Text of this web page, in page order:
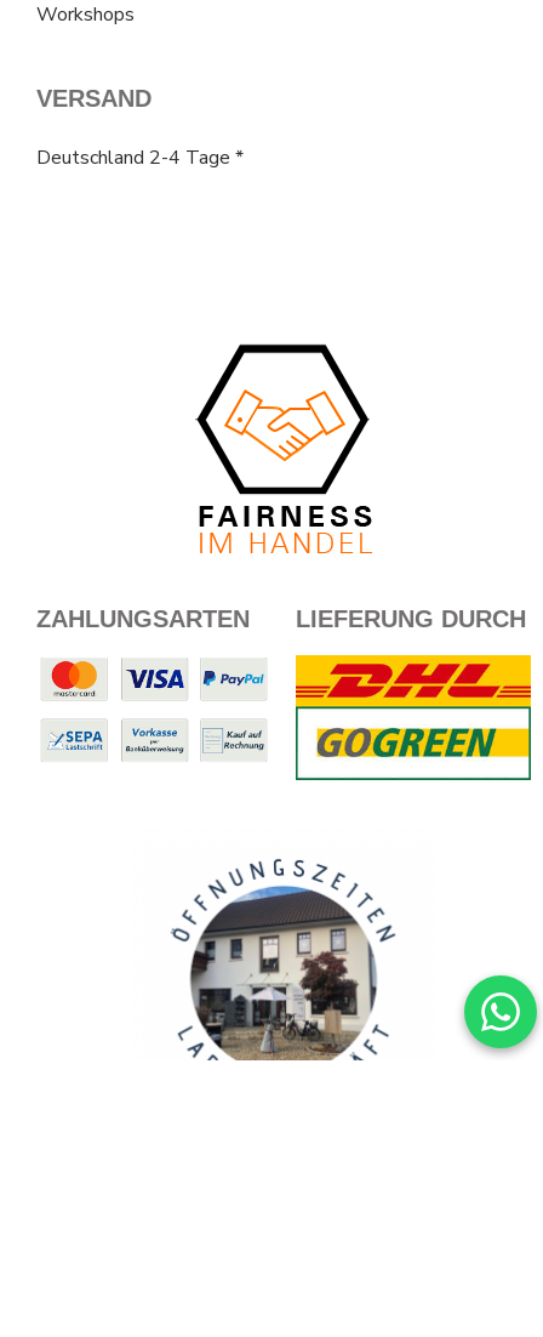
Workshops
VERSAND
Deutschland 2-4 Tage *
ZAHLUNGSARTEN LIEFERUNG DURCH